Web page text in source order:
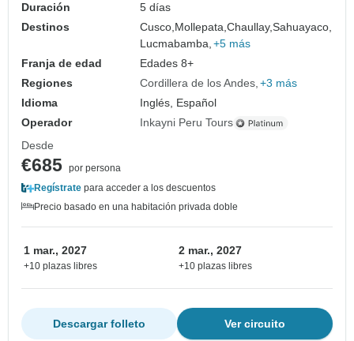
Duración
5 días
Destinos
Cusco,Mollepata,Chaullay,Sahuayaco,
Lucmabamba, +5 más
Franja de edad
Edades 8+
Regiones
Cordillera de los Andes +3 más
Idioma
Inglés, Español
Operador
Inkayni Peru Tours
Desde
€685 por persona
Regístrate para acceder a los descuentos
Precio basado en una habitación privada doble
1 mar., 2027
+10 plazas libres
2 mar., 2027
+10 plazas libres
Ver circuito
Descargar folleto